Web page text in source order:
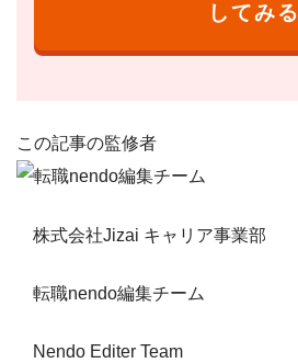
してみる
この記事の監修者
株式会社Jizai キャリア事業部
転職nendo編集チーム
Nendo Editer Team